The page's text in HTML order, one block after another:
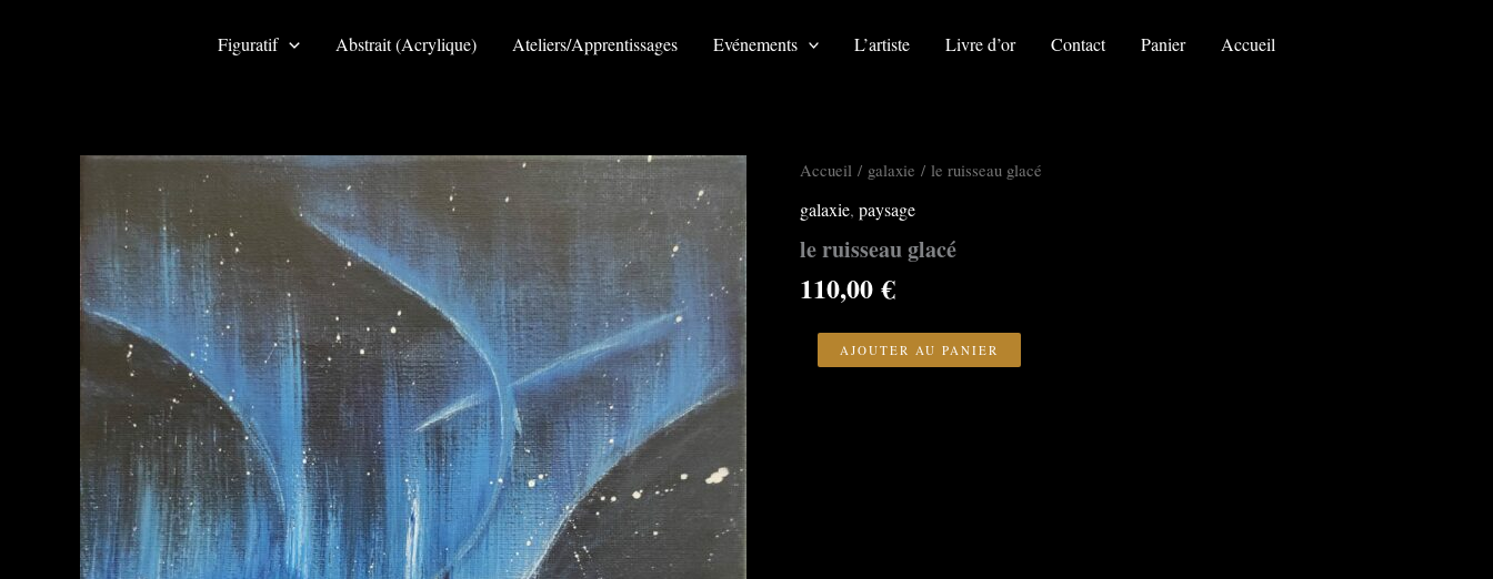
Figuratif Abstrait (Acrylique) Ateliers/Apprentissages Evénements L’artiste Livre d’or Contact Panier Accueil
Accueil / galaxie / le ruisseau glacé
galaxie, paysage
le ruisseau glacé
110,00€
AJOUTER AU PANIER
ruisseau